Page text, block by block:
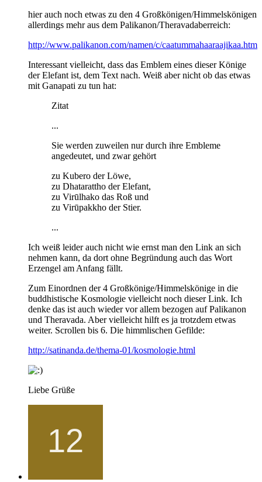
hier auch noch etwas zu den 4 Großkönigen/Himmelskönigen
allerdings mehr aus dem Palikanon/Theravadaberreich:
http://www.palikanon.com/namen/c/caatummahaaraajikaa.htm
Interessant vielleicht, dass das Emblem eines dieser Könige
der Elefant ist, dem Text nach. Weiß aber nicht ob das etwas
mit Ganapati zu tun hat:
Zitat
...
Sie werden zuweilen nur durch ihre Embleme
angedeutet, und zwar gehört
zu Kubero der Löwe,
zu Dhatarattho der Elefant,
zu Virūlhako das Roß und
zu Virūpakkho der Stier.
...
Ich weiß leider auch nicht wie ernst man den Link an sich
nehmen kann, da dort ohne Begründung auch das Wort
Erzengel am Anfang fällt.
Zum Einordnen der 4 Großkönige/Himmelskönige in die
buddhistische Kosmologie vielleicht noch dieser Link. Ich
denke das ist auch wieder vor allem bezogen auf Palikanon
und Theravada. Aber vielleicht hilft es ja trotzdem etwas
weiter. Scrollen bis 6. Die himmlischen Gefilde:
http://satinanda.de/thema-01/kosmologie.html
Liebe Grüße